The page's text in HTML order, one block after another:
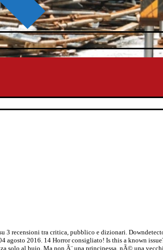
recensioni tra critica, pubblico e dizionari.
2016. 14 Horror consigliato! Is this a known
solo al buio. Ma non Ã¨ una principessa, nÃ© una